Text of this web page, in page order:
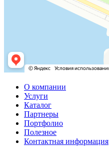
О компании
Услуги
Каталог
Партнеры
Портфолио
Полезное
Контактная информация